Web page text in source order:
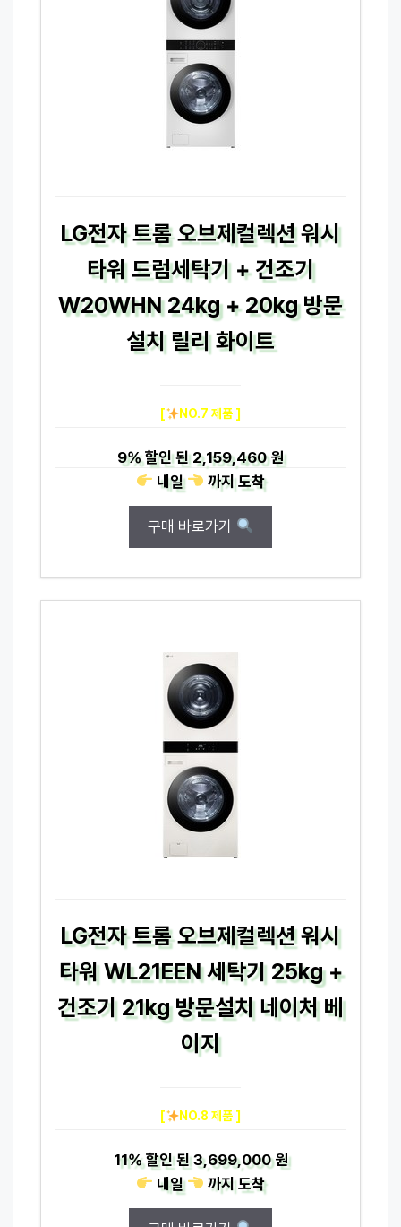
LG전자 트롬 오브제컬렉션 워시
타워 드럼세탁기 + 건조기
W20WHN 24kg + 20kg 방문
설치 릴리 화이트
[ NO.7 제품 ]
9%할인 된2,159,460 원
내일
까지도착
구매 바로가기
LG전자 트롬 오브제컬렉션 워시
타워 WL21EEN 세탁기 25kg +
건조기 21kg 방문설치 네이처 베
이지
[ NO.8 제품 ]
11%할인 된3,699,000 원
내일
까지도착